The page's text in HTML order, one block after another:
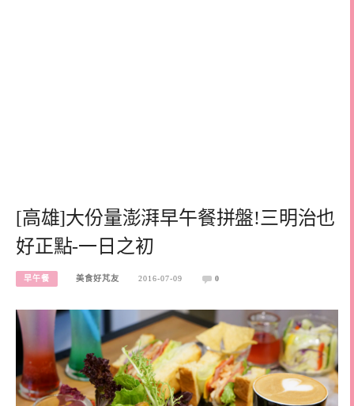
[高雄]大份量澎湃早午餐拼盤!三明治也
好正點-一日之初
早午餐 美食好芃友 2016-07-09 0